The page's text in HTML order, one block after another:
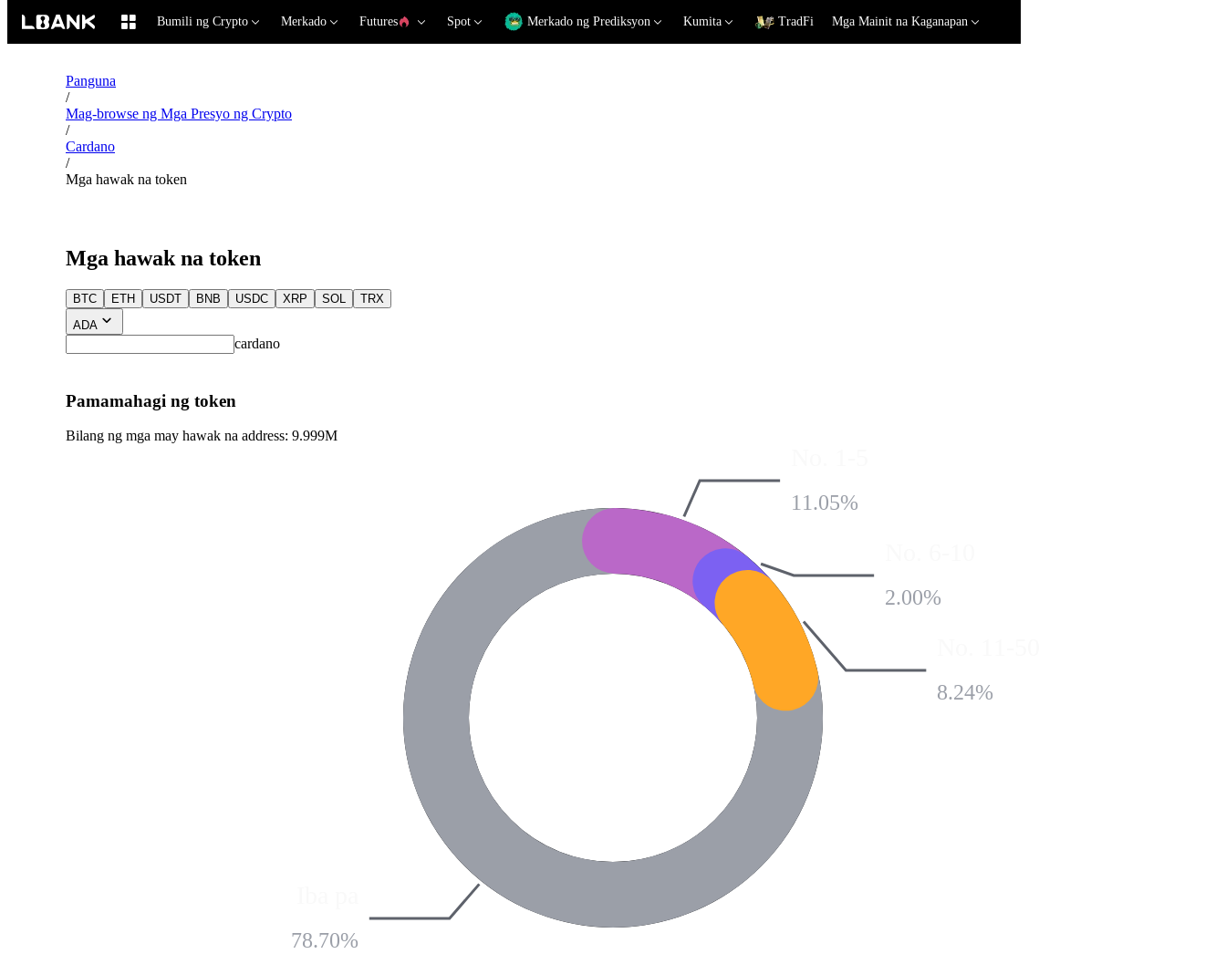
Bumili ng Crypto Merkado Futures Spot Merkado ng Prediksyon Kumita TradFi Mga Mainit na Kaganapan
Panguna
/
Mag-browse ng Mga Presyo ng Crypto
/
Cardano
/
Mga hawak na token
Mga hawak na token
BTC ETH USDT BNB USDC XRP SOL
TRX
ADA
cardano
Pamamahagi ng token
Bilang ng mga may hawak na address: 9.999M
78.70%
11.05%
2.00%
8.24%